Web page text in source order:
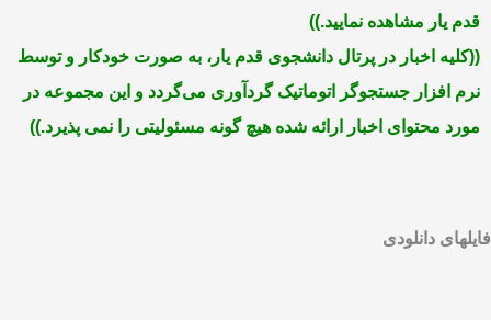
قدم یار مشاهده نمایید.
))
((کلیه اخبار در پرتال دانشجوی قدم یار، به صورت خودکار و توسط
نرم افزار جستجوگر اتوماتیک گردآوری می‌گردد و این مجموعه در
مورد محتوای اخبار ارائه شده هیچ گونه مسئولیتی را نمی پذیرد.
))
فایلهای دانلودی